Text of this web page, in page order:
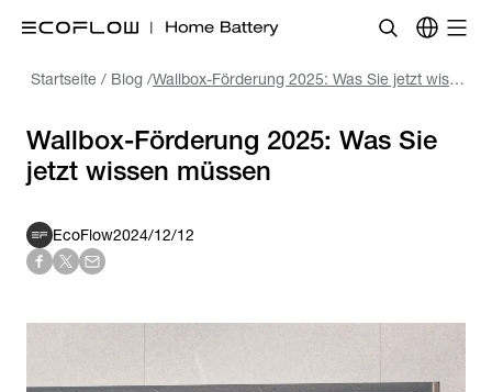
Startseite / Blog / Wallbox-Förderung 2025: Was Sie jetzt wissen müssen
Wallbox-Förderung 2025: Was Sie
jetzt wissen müssen
EcoFlow2024/12/12